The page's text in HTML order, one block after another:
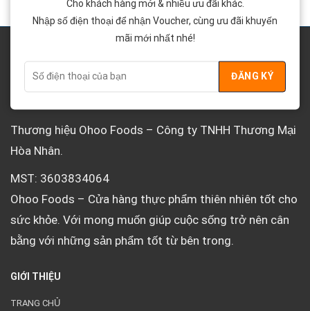
Cho khách hàng mới & nhiều ưu đãi khác.
Nhập số điện thoại để nhận Voucher, cùng ưu đãi khuyến
mãi mới nhất nhé!
VỀ OHOO
Thương hiệu Ohoo Foods – Công ty TNHH Thương Mại
Hòa Nhân.
MST: 3603834064
Ohoo Foods – Cửa hàng thực phẩm thiên nhiên tốt cho
sức khỏe. Với mong muốn giúp cuộc sống trở nên cân
bằng với những sản phẩm tốt từ bên trong.
GIỚI THIỆU
TRANG CHỦ